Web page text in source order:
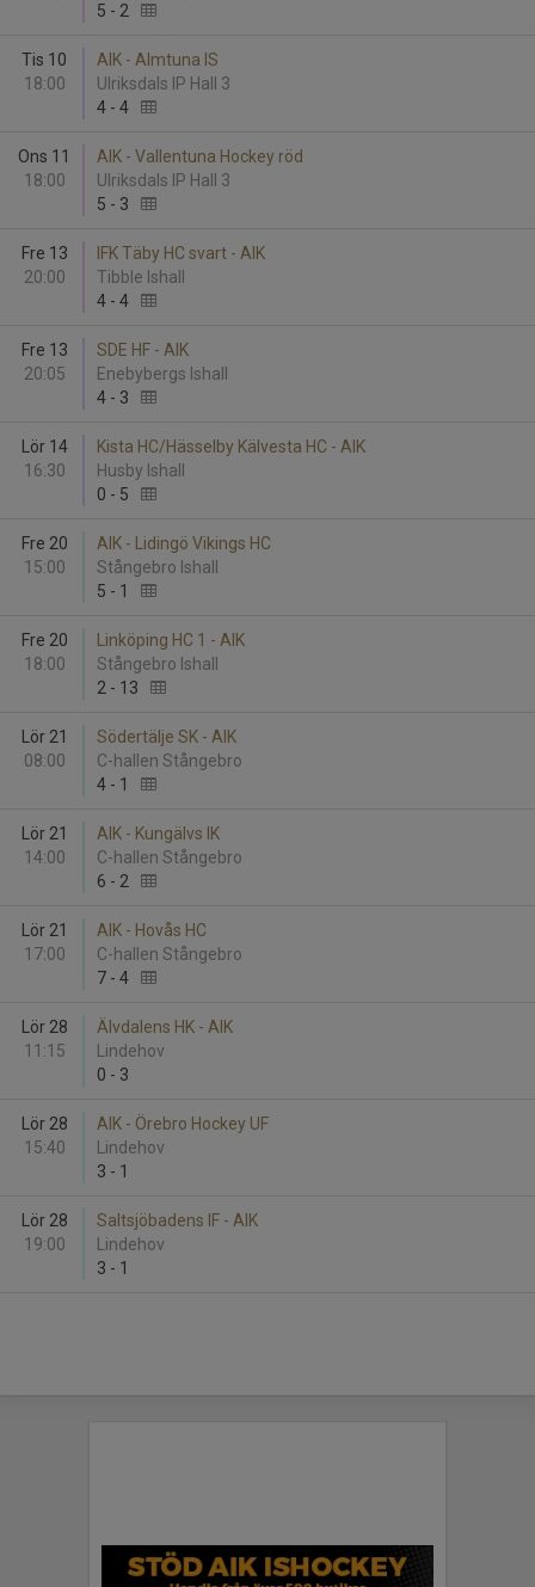
5 - 2
Tis 10
18:00
AIK - Almtuna IS
Ulriksdals IP Hall 3
4 - 4
Ons 11
18:00
AIK - Vallentuna Hockey röd
Ulriksdals IP Hall 3
5 - 3
Fre 13
20:00
IFK Täby HC svart - AIK
Tibble Ishall
4 - 4
Fre 13
20:05
SDE HF - AIK
Enebybergs Ishall
4 - 3
Lör 14
16:30
Kista HC/Hässelby Kälvesta HC - AIK
Husby Ishall
0 - 5
Fre 20
15:00
AIK - Lidingö Vikings HC
Stångebro Ishall
5 - 1
Fre 20
18:00
Linköping HC 1 - AIK
Stångebro Ishall
2 - 13
Lör 21
08:00
Södertälje SK - AIK
C-hallen Stångebro
4 - 1
Lör 21
14:00
AIK - Kungälvs IK
C-hallen Stångebro
6 - 2
Lör 21
17:00
AIK - Hovås HC
C-hallen Stångebro
7 - 4
Lör 28
11:15
Älvdalens HK - AIK
Lindehov
0 - 3
Lör 28
15:40
AIK - Örebro Hockey UF
Lindehov
3 - 1
Lör 28
19:00
Saltsjöbadens IF - AIK
Lindehov
3 - 1